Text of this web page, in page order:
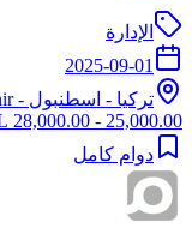
الإدارة
2025-09-01
تركيا - اسطنبول - Bahçeşehir
25,000.00 - 28,000.00 TL
دوام كامل